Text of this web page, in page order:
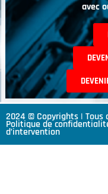
avec
2024 © Copyrights | Tous
Politique de
d’intervention